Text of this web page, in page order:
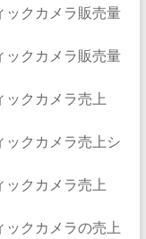
ックカメラ販売量
ックカメラ販売量
ックカメラ売上
ックカメラ売上シ
ックカメラ売上
ックカメラの売上